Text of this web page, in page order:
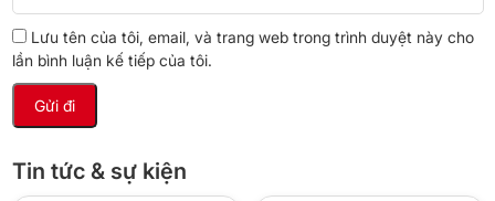
Lưu lượng 106 m³/phút thuộc top cao trong quạt đứng dân dụng
— phủ tốt phòng 20–28m². Đặt cuối phòng quay vào, kết hợp
chế độ đảo gió thì cảm nhận được gió ở tất cả vị trí ngồi.
Lưu ý là Turbo X có lưu lượng nhỉnh hơn Turbo Plus (106 vs 95–
98) nhưng công suất thấp hơn (80 vs 90) — gió mạnh nhưng
Lưu tên của tôi, email, và trang web trong trình duyệt này cho
lần bình luận kế tiếp của tôi.
Tin tức & sự kiện